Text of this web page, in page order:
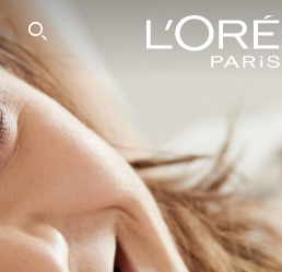
SEARCH THIS SITE